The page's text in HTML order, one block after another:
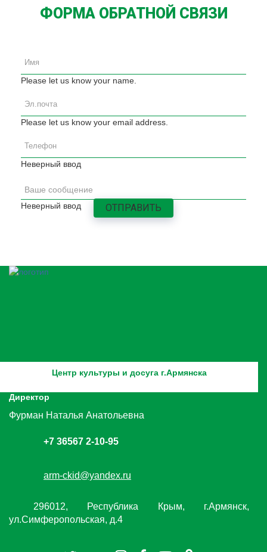
ФОРМА ОБРАТНОЙ СВЯЗИ
Please let us know your name.
Please let us know your email address.
Неверный ввод
Неверный ввод
Центр культуры и досуга г.Армянска
Директор
Фурман Наталья Анатольевна
+7 36567 2-10-95
arm-ckid@yandex.ru
296012, Республика Крым, г.Армянск,
ул.Симферопольская, д.4